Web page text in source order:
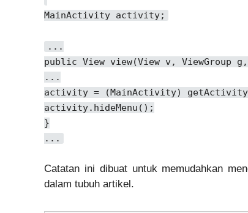
MainActivity activity;
...
public View view(View v, ViewGroup
...
activity = (MainActivity)
activity.hideMenu();
}
...
Catatan ini dibuat untuk memudahkan
dalam tubuh artikel.